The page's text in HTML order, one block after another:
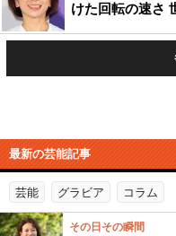
けた回転の速さ
最新の芸能記事
芸能 グラビア コラム
その日その瞬間